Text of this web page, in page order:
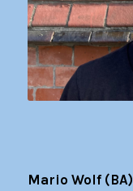
Mario Wolf (BA)